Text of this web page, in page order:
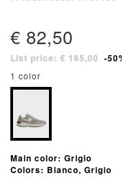
€ 82,50
List price: € 165,00 -
1 color
Main color: Grigio
Colors: Bianco, Grigio